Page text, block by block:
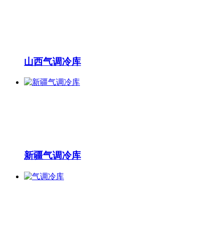
山西气调冷库
新疆气调冷库